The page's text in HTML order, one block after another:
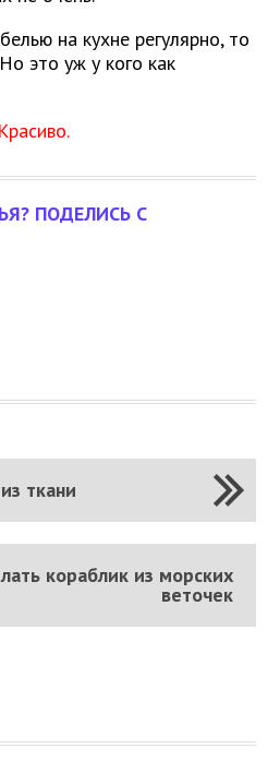
на кухне регулярно, то
это уж у кого как
ПОДЕЛИСЬ С
ткани
кораблик из морских
веточек